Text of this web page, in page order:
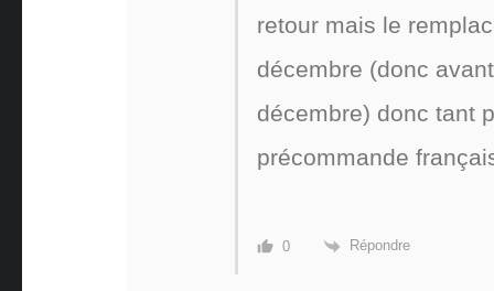
retour mais le
décembre (donc
décembre) donc tant
précommande
0 Répondre